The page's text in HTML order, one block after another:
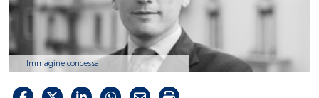
Immagine concessa